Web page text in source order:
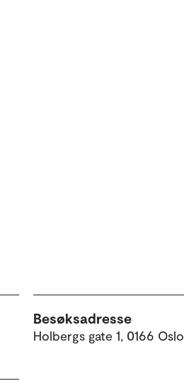
Besøksadresse
Holbergs gate 1, 0166 Oslo